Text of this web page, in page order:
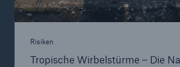
Risiken
Tropische Wirbelstürme – Die